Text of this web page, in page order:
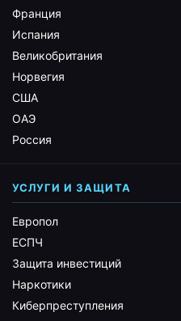
Франция
Испания
Великобритания
Норвегия
США
ОАЭ
Россия
УСЛУГИ И ЗАЩИТА
Европол
ЕСПЧ
Защита инвестиций
Наркотики
Киберпреступления